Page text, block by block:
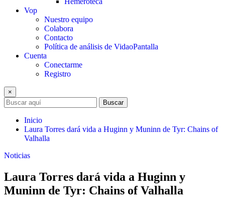
Vop
Nuestro equipo
Colabora
Contacto
Política de análisis de VidaoPantalla
Cuenta
Conectarme
Registro
×
Buscar
Inicio
Laura Torres dará vida a Huginn y Muninn de Tyr: Chains of
Valhalla
Noticias
Laura Torres dará vida a Huginn y
Muninn de Tyr: Chains of Valhalla